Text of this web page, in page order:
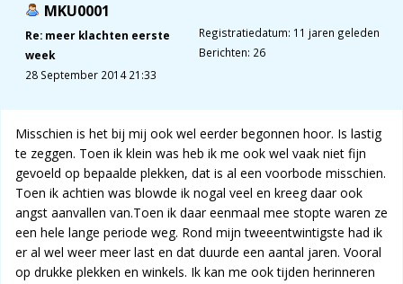
MKU0001
Re: meer klachten eerste
week
28 September 2014 21:33
Registratiedatum: 11 jaren geleden
Berichten: 26
Misschien is het bij mij ook wel eerder begonnen hoor. Is lastig
te zeggen. Toen ik klein was heb ik me ook wel vaak niet fijn
gevoeld op bepaalde plekken, dat is al een voorbode misschien.
Toen ik achtien was blowde ik nogal veel en kreeg daar ook
angst aanvallen van.Toen ik daar eenmaal mee stopte waren ze
een hele lange periode weg. Rond mijn tweeentwintigste had ik
er al wel weer meer last en dat duurde een aantal jaren. Vooral
op drukke plekken en winkels. Ik kan me ook tijden herinneren